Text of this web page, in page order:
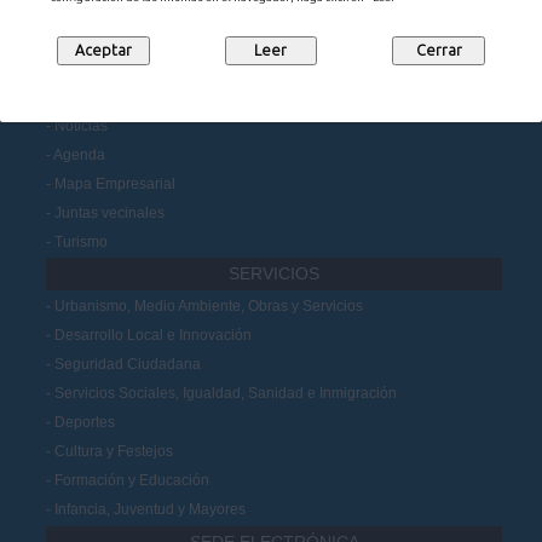
Participación Ciudadana
Noticias
Agenda
Mapa Empresarial
Juntas vecinales
Turismo
SERVICIOS
Urbanismo, Medio Ambiente, Obras y Servicios
Desarrollo Local e Innovación
Seguridad Ciudadana
Servicios Sociales, Igualdad, Sanidad e Inmigración
Deportes
Cultura y Festejos
Formación y Educación
Infancia, Juventud y Mayores